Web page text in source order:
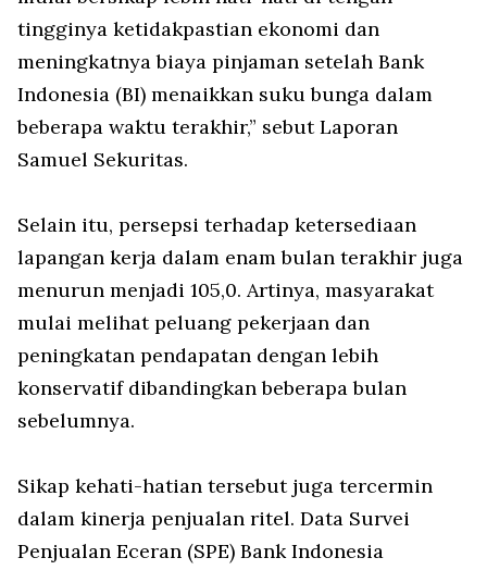
tingginya ketidakpastian ekonomi dan
meningkatnya biaya pinjaman setelah Bank
Indonesia (BI) menaikkan suku bunga dalam
beberapa waktu terakhir,” sebut Laporan
Samuel Sekuritas.
Selain itu, persepsi terhadap ketersediaan
lapangan kerja dalam enam bulan terakhir juga
menurun menjadi 105,0. Artinya, masyarakat
mulai melihat peluang pekerjaan dan
peningkatan pendapatan dengan lebih
konservatif dibandingkan beberapa bulan
sebelumnya.
Sikap kehati-hatian tersebut juga tercermin
dalam kinerja penjualan ritel. Data Survei
Penjualan Eceran (SPE) Bank Indonesia